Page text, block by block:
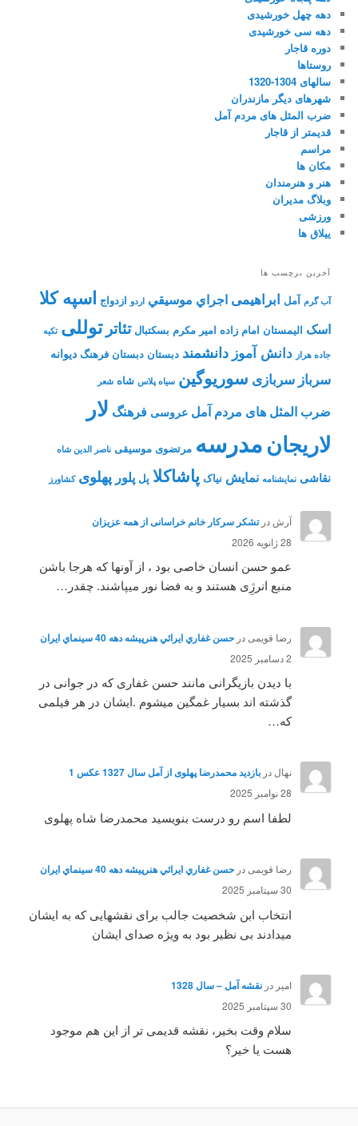
دهه چهل خورشیدی
دهه سی خورشیدی
دوره قاجار
روستاها
سالهای 1304-1320
شهرهای دیگر مازندران
ضرب المثل های مردم آمل
قدیمتر از قاجار
مراسم
مکان ها
هنر و هنرمندان
وبلاگ مدیران
ورزشی
ییلاق ها
آخرین برچسب ها
آب گرم آمل ابراهیمی اجراي موسيقي اردو ازدواج اسپه کلا
اسک الیمستان امام زاده امیر مکرم بسکتبال تئاتر توللی تکیه
جاده هراز دانش آموز دانشمند دبستان دبستان فرهنگ دیوانه
سرباز سربازی سوریوگین سیاه پلاس شاه شعر
ضرب المثل های مردم آمل عروسی فرهنگ لار
لاریجانمدرسه مرتضوی موسیقی ناصر الدین شاه
نقاشی نمايشنامه نمایش نیاک پاشاکلا پل پلور پهلوی کشاورز
آرش درتشکر سرکار خانم خراسانی از همه عزیزان
28 ژانویه 2026
عمو حسن انسان خاصی بود ، از آونها که هرجا باشن
منبع انرژِی هستند و به فضا نور میپاشند. چقدر…
رضا قویمی در حسن غفاري ايرائي هنرپيشه دهه 40 سينماي ايران
2 دسامبر 2025
با دیدن بازیگرانی مانند حسن غفاری که در جوانی در
گذشته اند بسیار غمگین میشوم .ایشان در هر فیلمی
که…
نهال در بازدید محمدرضا پهلوی از آمل سال 1327 عکس 1
28 نوامبر 2025
لطفا اسم رو درست بنویسید محمدرضا شاه پهلوی
رضا قویمی در حسن غفاري ايرائي هنرپيشه دهه 40 سينماي ايران
30 سپتامبر 2025
انتخاب ابن شخصیت جالب برای نقشهایی که به ایشان
میدادند بی نظیر بود به ویژه صدای ایشان
امیر در نقشه آمل – سال 1328
30 سپتامبر 2025
سلام وقت بخیر، نقشه قدیمی تر از این هم موجود
هست یا خیر؟